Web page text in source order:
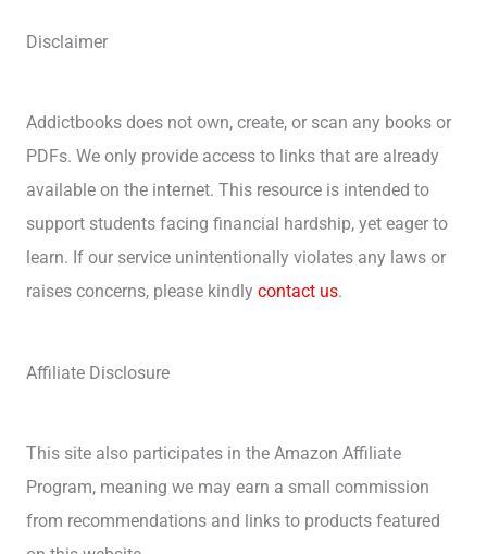
Disclaimer
Addictbooks does not own, create, or scan any books or
PDFs. We only provide access to links that are already
available on the internet. This resource is intended to
support students facing financial hardship, yet eager to
learn. If our service unintentionally violates any laws or
raises concerns, please kindly contact us.
Affiliate Disclosure
This site also participates in the Amazon Affiliate
Program, meaning we may earn a small commission
from recommendations and links to products featured